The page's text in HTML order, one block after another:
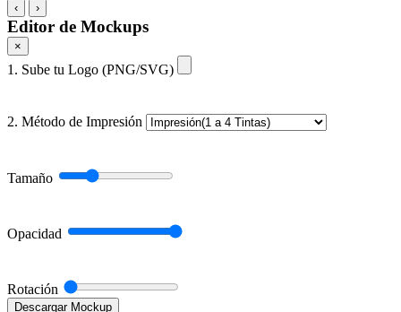
‹ ›
Editor de Mockups
×
1. Sube tu Logo (PNG/SVG)
2. Método de Impresión
Tamaño
Opacidad
Rotación
Descargar Mockup